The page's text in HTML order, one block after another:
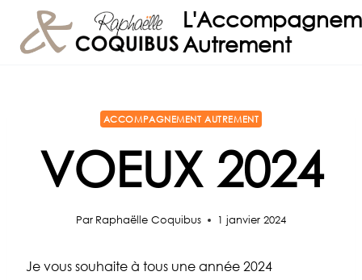
contenu
Autrement
ACCOMPAGNEMENT AUTREMENT
VOEUX 2024
Par Raphaëlle Coquibus 1 janvier 2024
Je vous souhaite à tous une année 2024